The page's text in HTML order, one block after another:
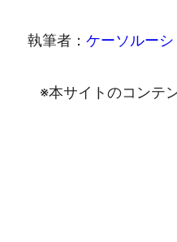
執筆者： ケーソルーシ
※本サイトのコンテ